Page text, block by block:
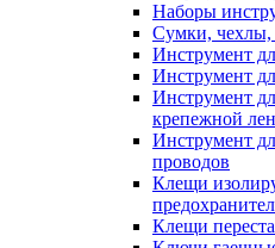
Наборы
Сумки, чехлы,
Инструмент
Инструмент
Инструмент
крепежной
Инструмент
проводов
Клещи
Клещи